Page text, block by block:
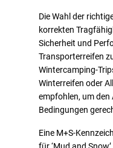
Die Wahl der
korrekten
Sicherheit und
Transporterreifen
Wintercamping-
Winterreifen oder
empfohlen, um
Bedingungen
Eine M+S-
für ‘Mud and